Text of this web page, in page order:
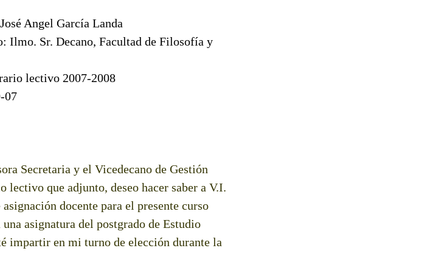
Angel García Landa
Ilmo. Sr. Decano, Facultad de Filosofía y
lectivo 2007-2008
07
Secretaria y el Vicedecano de Gestión
que adjunto, deseo hacer saber a V.I.
docente para el presente curso
asignatura del postgrado de Estudio
impartir en mi turno de elección durante la